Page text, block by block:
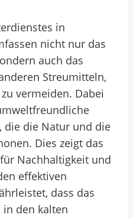
in
nicht nur das
auch das
Streumitteln,
vermeiden. Dabei
die die Natur und die
Dies zeigt das
Nachhaltigkeit und
effektiven
dass das
den kalten